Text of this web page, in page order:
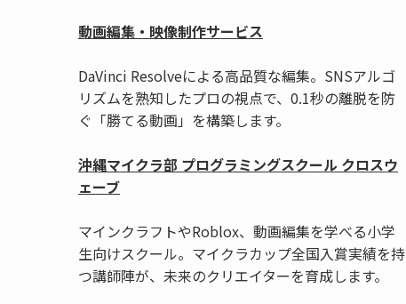
動画編集・映像制作サービス
DaVinci Resolveによる高品質な編集。SNSアルゴ
リズムを熟知したプロの視点で、0.1秒の離脱を防
ぐ「勝てる動画」を構築します。
沖縄マイクラ部 プログラミングスクール クロスウ
ェーブ
マインクラフトやRoblox、動画編集を学べる小学
生向けスクール。マイクラカップ全国入賞実績を持
つ講師陣が、未来のクリエイターを育成します。